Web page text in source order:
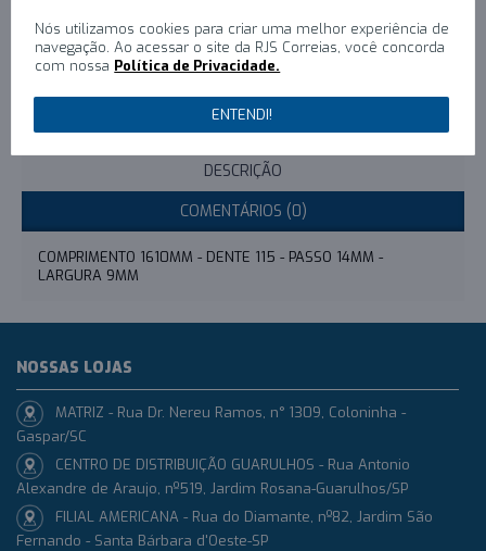
Escreva um comentário
DESCRIÇÃO
COMENTÁRIOS (0)
COMPRIMENTO 1610MM - DENTE 115 - PASSO 14MM -
LARGURA 9MM
Nós utilizamos cookies para criar uma melhor experiência de
navegação. Ao acessar o site da RJS Correias, você concorda
com nossa Política de Privacidade.
ENTENDI!
NOSSAS LOJAS
MATRIZ - Rua Dr. Nereu Ramos, n° 1309, Coloninha -
Gaspar/SC
CENTRO DE DISTRIBUIÇÃO GUARULHOS - Rua Antonio
Alexandre de Araujo, nº519, Jardim Rosana-Guarulhos/SP
FILIAL AMERICANA - Rua do Diamante, nº82, Jardim São
Fernando - Santa Bárbara d'Oeste-SP